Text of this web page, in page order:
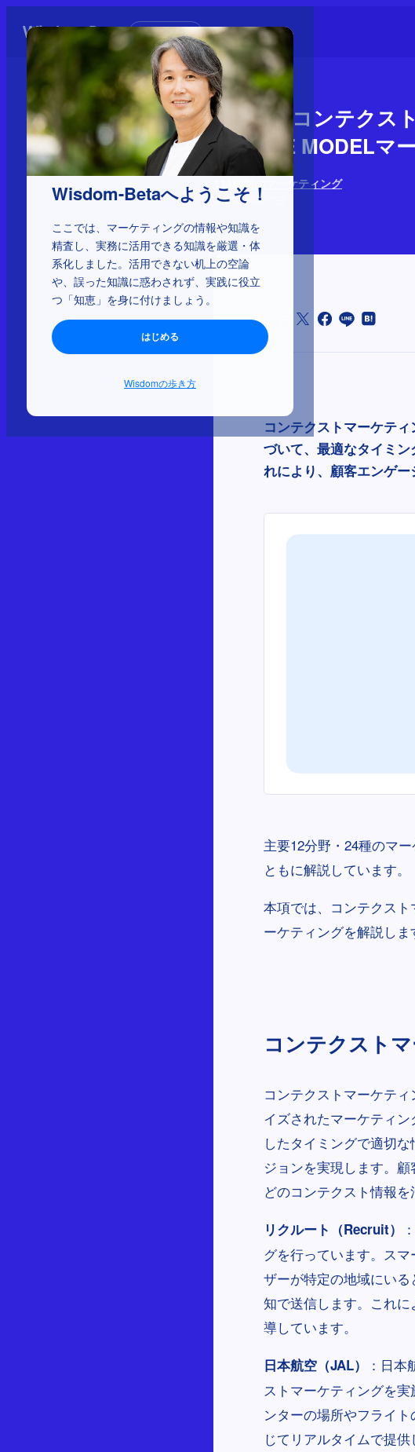
Wisdom-Betaへようこそ！
ここでは、マーケティングの情報や知識を
精査し、実務に活用できる知識を厳選・体
系化しました。活用できない机上の空論
や、誤った知識に惑わされず、実践に役立
つ「知恵」を身に付けましょう。
はじめる
Wisdomの歩き方
初めての方へ
1-1-25：コンテクス
グ、THE MODELマ
114種類のマーケティング
2025年10月17日
コンテクストマーケテ
づいて、最適なタイミ
れにより、顧客エンゲー
主要12分野・24種のマ
ともに解説しています。
本項では、コンテクス
ーケティングを解説しま
コンテクスト
コンテクストマーケテ
イズされたマーケティ
したタイミングで適切
ジョンを実現します。
どのコンテクスト情報
リクルート（Recruit）
グを行っています。ス
ザーが特定の地域にい
知で送信します。これ
導しています。
日本航空（JAL）
：日
ストマーケティングを
ンターの場所やフライ
じてリアルタイムで提